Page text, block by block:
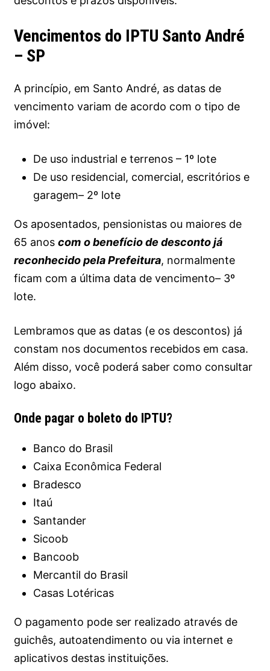
Vencimentos do IPTU Santo André
– SP
A princípio, em Santo André, as datas de
vencimento variam de acordo com o tipo de
imóvel:
De uso industrial e terrenos – 1º lote
De uso residencial, comercial, escritórios e
garagem– 2º lote
Os aposentados, pensionistas ou maiores de
65 anoscom o benefício de desconto já
reconhecido pela Prefeitura, normalmente
ficam com a última data de vencimento– 3º
lote.
Lembramos que as datas (e os descontos) já
constam nos documentos recebidos em casa.
Além disso, você poderá saber como consultar
logo abaixo.
Onde pagar o boleto do IPTU?
Banco do Brasil
Caixa Econômica Federal
Bradesco
Itaú
Santander
Sicoob
Bancoob
Mercantil do Brasil
Casas Lotéricas
O pagamento pode ser realizado através de
guichês, autoatendimento ou via internet e
aplicativos destas instituições.